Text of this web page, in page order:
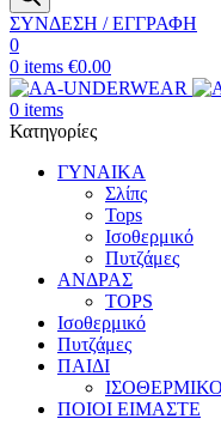
ΣΥΝΔΕΣΗ / ΕΓΓΡΑΦΗ
0
0 items €0.00
0 items
Κατηγορίες
ΓΥΝΑΙΚΑ
Σλίπς
Tops
Ισοθερμικό
Πυτζάμες
ΑΝΔΡΑΣ
TOPS
Ισοθερμικό
Πυτζάμες
ΠΑΙΔΙ
ΙΣΟΘΕΡΜΙΚΟ
ΠΟΙΟΙ ΕΙΜΑΣΤΕ